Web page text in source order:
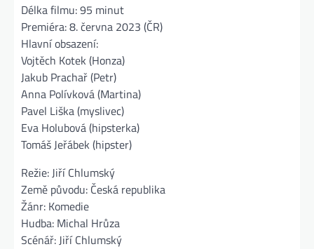
Délka filmu: 95 minut
Premiéra: 8. června 2023 (ČR)
Hlavní obsazení:
Vojtěch Kotek (Honza)
Jakub Prachař (Petr)
Anna Polívková (Martina)
Pavel Liška (myslivec)
Eva Holubová (hipsterka)
Tomáš Jeřábek (hipster)
Režie: Jiří Chlumský
Země původu: Česká republika
Žánr: Komedie
Hudba: Michal Hrůza
Scénář: Jiří Chlumský